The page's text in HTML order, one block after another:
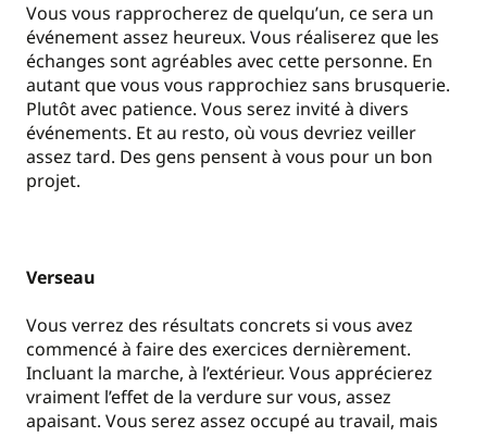
Vous vous rapprocherez de quelqu’un, ce sera un
événement assez heureux. Vous réaliserez que les
échanges sont agréables avec cette personne. En
autant que vous vous rapprochiez sans brusquerie.
Plutôt avec patience. Vous serez invité à divers
événements. Et au resto, où vous devriez veiller
assez tard. Des gens pensent à vous pour un bon
projet.
Verseau
Vous verrez des résultats concrets si vous avez
commencé à faire des exercices dernièrement.
Incluant la marche, à l’extérieur. Vous apprécierez
vraiment l’effet de la verdure sur vous, assez
apaisant. Vous serez assez occupé au travail, mais